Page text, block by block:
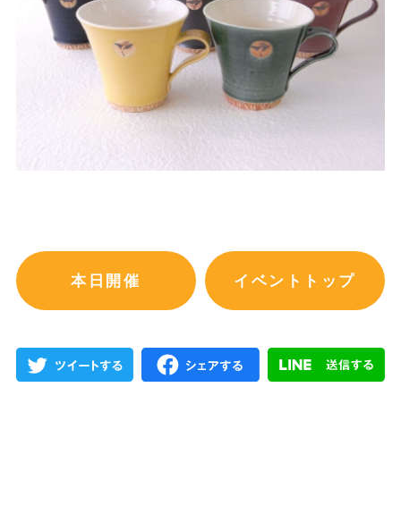
本日開催 イベントトップ